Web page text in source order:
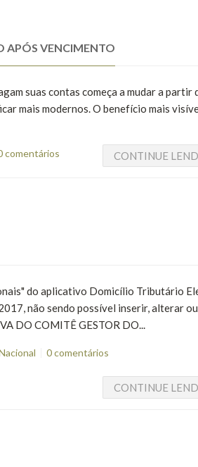
APÓS VENCIMENTO
suas contas começa a mudar a partir
mais modernos. O benefício mais
comentários CONTINUE
do aplicativo Domicílio Tributário
não sendo possível inserir, alterar
DO COMITÊ GESTOR DO...
0 comentários
CONTINUE